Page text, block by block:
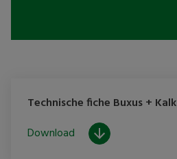
Technische fiche Buxus + Kalk
Download